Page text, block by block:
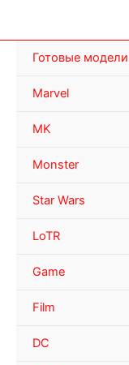
Готовые модели
Marvel
MK
Monster
Star Wars
LoTR
Game
Film
DC